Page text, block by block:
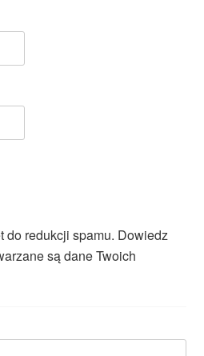
do redukcji spamu. Dowiedz
są dane Twoich